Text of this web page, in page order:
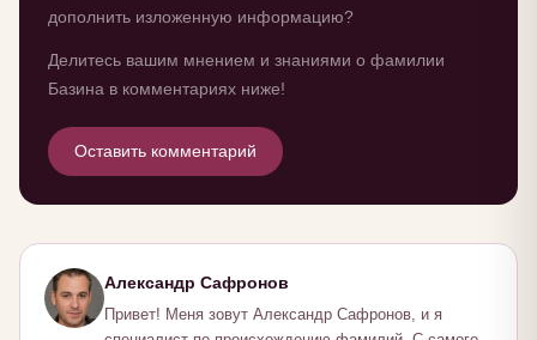
дополнить изложенную информацию?
Делитесь вашим мнением и знаниями о фамилии
Базина в комментариях ниже!
Оставить комментарий
Александр Сафронов
Привет! Меня зовут Александр Сафронов, и я